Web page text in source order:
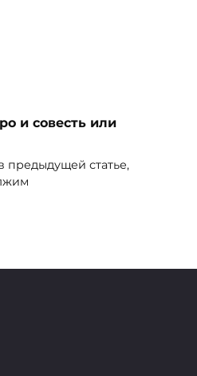
и совесть или
предыдущей статье,